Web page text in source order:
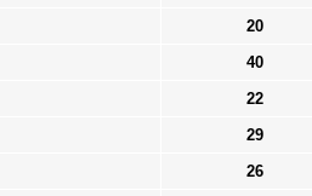
20
40
22
29
26